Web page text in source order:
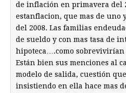
de inflación en primavera del
estanflacion, que mas de uno
del 2008. Las familias
de sueldo y con mas tasa de
hipoteca….como sobrevivirían
Están bien sus menciones al
modelo de salida, cuestión
insistiendo en ella hace mas